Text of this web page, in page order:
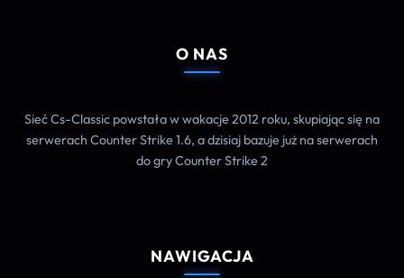
O NAS
Sieć Cs-Classic powstała w wakacje 2012 roku, skupiając się na
serwerach Counter Strike 1.6, a dzisiaj bazuje już na serwerach
do gry Counter Strike 2
NAWIGACJA